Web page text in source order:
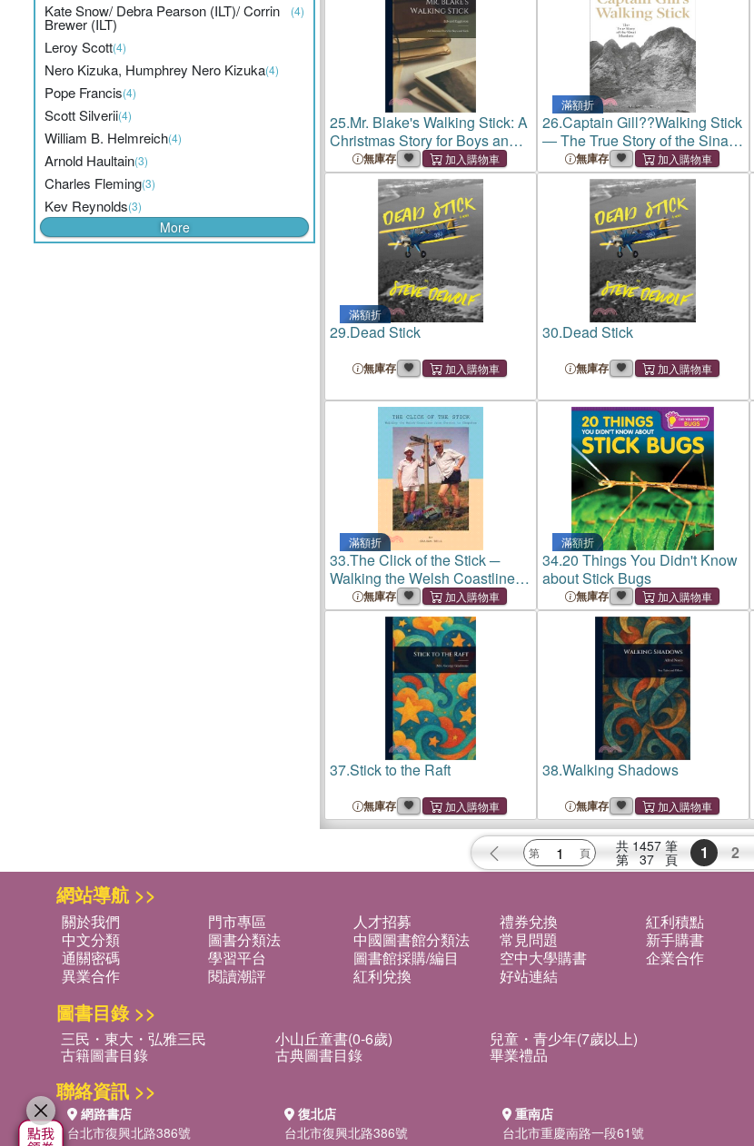
Kate Snow/ Debra Pearson (ILT)/ Corrin
Brewer (ILT)
(4)
Leroy Scott(4)
Nero Kizuka, Humphrey Nero Kizuka(4)
Pope Francis(4)
Scott Silverii(4)
William B. Helmreich(4)
Arnold Haultain(3)
Charles Fleming(3)
Kev Reynolds(3)
More
25.Mr. Blake's Walking Stick: A
Christmas Story for Boys and
Girls 無庫存
滿額折
26.Captain Gill??Walking Stick
― The True Story of the Sinai
Murders
無庫存
滿額折
29.Dead Stick
無庫存
30.Dead Stick
無庫存
滿額折
33.The Click of the Stick ─
Walking the Welsh Coastline
from Chester to Chepstow.
無庫存
滿額折
34.20 Things You Didn't Know
about Stick Bugs
無庫存
37.Stick to the Raft
無庫存
38.Walking Shadows
無庫存
共 1457 筆
第 37 頁 1 2
網站導航 >>
關於我們 門市專區 人才招募 禮券兌換
紅利積點
中文分類
圖書分類法 中國圖書館分類法 常見問題
新手購書
通關密碼
學習平台 圖書館採購/編目 空中大學購書
企業合作
異業合作
閱讀潮評 紅利兌換 好站連結
圖書目錄 >>
三民・東大・弘雅三民 小山丘童書(0-6歲) 兒童・青少年(7歲以上)
古籍圖書目錄 古典圖書目錄 畢業禮品
聯絡資訊 >>
網路書店
台北市復興北路386號
復北店
台北市復興北路386號
重南店
台北市重慶南路一段61號